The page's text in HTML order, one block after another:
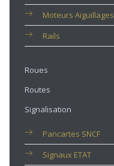
Moteurs Aiguillages
Rails
Roues
Routes
Signalisation
Pancartes SNCF
Signaux ETAT